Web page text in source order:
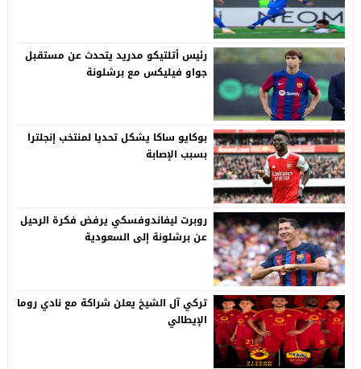
رئيس أتلتيكو مدريد يتحدث عن مستقبل
جواو فيليكس مع برشلونة
بوكايو ساكا يشكل تحديا لمنتخب إنجلترا
بسبب الإصابة
روبرت ليفاندوفسكي يرفض فكرة الرحيل
عن برشلونة إلى السعودية
تركي آل الشيخ يعلن شراكة مع نادي روما
الإيطالي